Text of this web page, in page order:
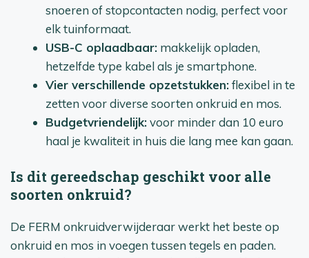
snoeren of stopcontacten nodig, perfect voor
elk tuinformaat.
USB-C oplaadbaar: makkelijk opladen,
hetzelfde type kabel als je smartphone.
Vier verschillende opzetstukken:flexibel in te
zetten voor diverse soorten onkruid en mos.
Budgetvriendelijk:voor minder dan 10 euro
haal je kwaliteit in huis die lang mee kan gaan.
Is dit gereedschap geschikt voor alle
soorten onkruid?
De FERM onkruidverwijderaar werkt het beste op
onkruid en mos in voegen tussen tegels en paden.